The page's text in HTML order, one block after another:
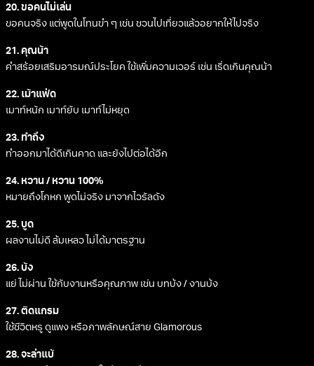
20. ขอคนไม่เล่น
ขอคนจริง แต่พูดในโทนขำ ๆ เช่น ชวนไปเที่ยวแล้วอยากให้ไปจริง
21. คุณน้า
คำสร้อยเสริมอารมณ์ประโยค ใช้เพิ่มความเวอร์ เช่น เริ่ดเกินคุณน้า
22. เม้าแฟ่ด
เมาท์หนัก เมาท์ยับ เมาท์ไม่หยุด
23. ทำถึง
ทำออกมาได้ดีเกินคาด และยังไปต่อได้อีก
24. หวาน / หวาน 100%
หมายถึงโกหก พูดไม่จริง มาจากไวรัลดัง
25. บูด
ผลงานไม่ดี ล้มเหลว ไม่ได้มาตรฐาน
26. บ้ง
แย่ ไม่ผ่าน ใช้กับงานหรือคุณภาพ เช่น บทบ้ง / งานบ้ง
27. ติดแกรม
ใช้ชีวิตหรู ดูแพง หรือภาพลักษณ์สาย Glamorous
28. จะล่าแบ้